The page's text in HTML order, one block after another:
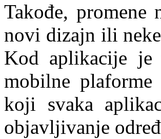
Takođe,
novi dizajn ili
Kod aplikacije je
mobilne
koji svaka
objavljivanje